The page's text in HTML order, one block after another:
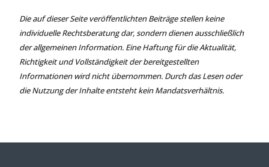
Die auf dieser Seite veröffentlichten Beiträge stellen keine
individuelle Rechtsberatung dar, sondern dienen ausschließlich
der allgemeinen Information. Eine Haftung für die Aktualität,
Richtigkeit und Vollständigkeit der bereitgestellten
Informationen wird nicht übernommen. Durch das Lesen oder
die Nutzung der Inhalte entsteht kein Mandatsverhältnis.